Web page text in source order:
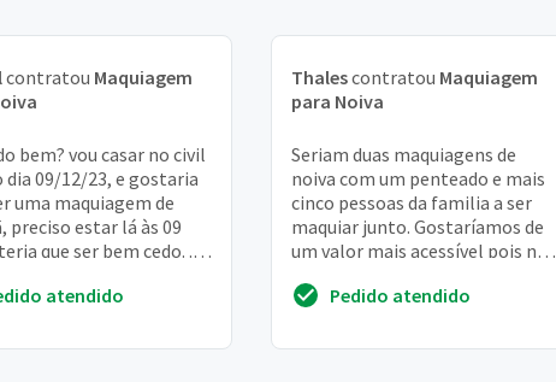
contratou Maquiagem
bem? vou casar no civil
dia 09/12/23, e gostaria
uma maquiagem de
preciso estar lá às 09
que ser bem cedo. . E
atendido
Thalescontratou Maquiagem
para Noiva
Seriam duas maquiagens de
noiva com um penteado e mais
cinco pessoas da familia a ser
maquiar junto. Gostaríamos de
um valor mais acessível pois não
de noiva...Pedido atendido